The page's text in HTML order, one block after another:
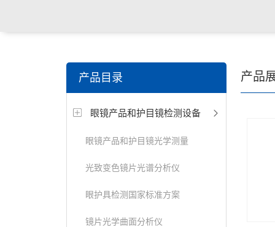
仪，角膜接触镜厚度测量仪，角膜接触镜折光仪，角
测试仪，人工晶状体疲劳试验仪等
产品目录
眼镜产品和护目镜检测设备
眼镜产品和护目镜光学测量
光致变色镜片光谱分析仪
眼护具检测国家标准方案
镜片光学曲面分析仪
产品